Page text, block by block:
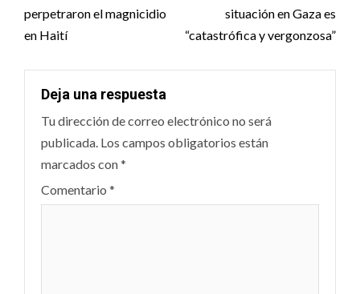
perpetraron el magnicidio
en Haití
situación en Gaza es
“catastrófica y vergonzosa”
Deja una respuesta
Tu dirección de correo electrónico no será
publicada. Los campos obligatorios están
marcados con*
Comentario *